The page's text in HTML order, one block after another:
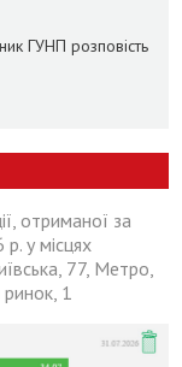
ГУНП розповість
отриманої за
у місцях
77, Метро,
1